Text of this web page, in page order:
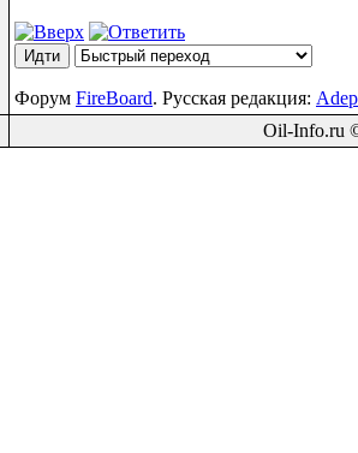
Форум FireBoard. Русская редакция:
Oil-Info.ru